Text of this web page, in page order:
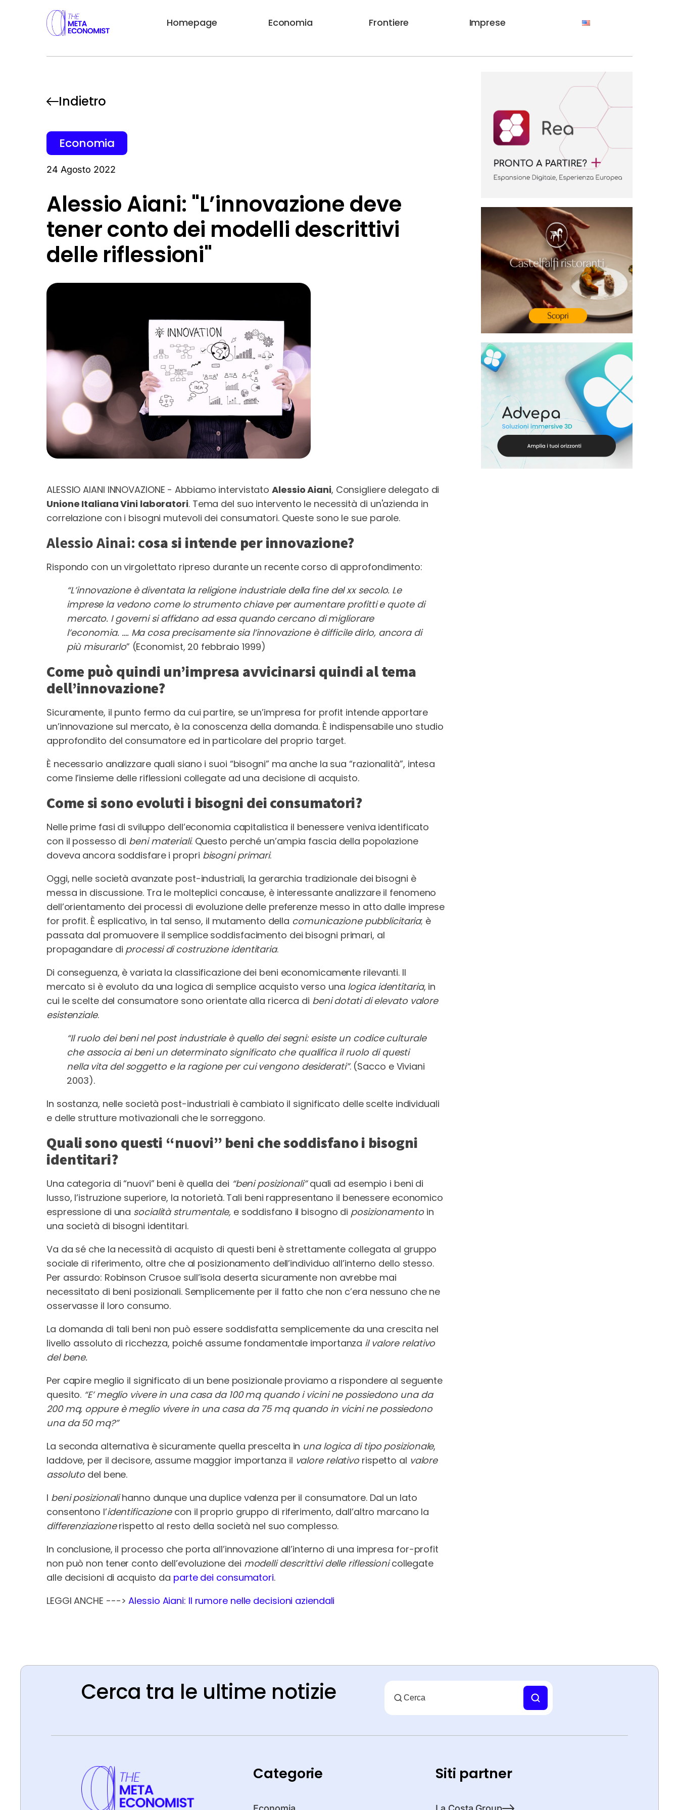
Homepage Economia Frontiere Imprese
Indietro
Economia
24 Agosto 2022
Alessio Aiani: "L’innovazione deve
tener conto dei modelli descrittivi
delle riflessioni"
ALESSIO AIANI INNOVAZIONE - Abbiamo intervistatoAlessio Aiani, Consigliere delegato di
Unione Italiana Vini laboratori. Tema del suo intervento le necessità di un'azienda in
correlazione con i bisogni mutevoli dei consumatori. Queste sono le sue parole.
Alessio Ainai: cosa si intende per innovazione?
Rispondo con un virgolettato ripreso durante un recente corso di approfondimento:
“L’innovazione è diventata la religione industriale della fine del xx secolo. Le
imprese la vedono come lo strumento chiave per aumentare profitti e quote di
mercato. I governi si affidano ad essa quando cercano di migliorare
l’economia. …. Ma cosa precisamente sia l’innovazione è difficile dirlo, ancora di
più misurarlo” (Economist, 20 febbraio 1999)
Come può quindi un’impresa avvicinarsi quindi al tema
dell’innovazione?
Sicuramente, il punto fermo da cui partire, se un’impresa for profit intende apportare
un’innovazione sul mercato, è la conoscenza della domanda. È indispensabile uno studio
approfondito del consumatore ed in particolare del proprio target.
È necessario analizzare quali siano i suoi “bisogni” ma anche la sua “razionalità”, intesa
come l’insieme delle riflessioni collegate ad una decisione di acquisto.
Come si sono evoluti i bisogni dei consumatori?
Nelle prime fasi di sviluppo dell’economia capitalistica il benessere veniva identificato
con il possesso di beni materiali. Questo perché un’ampia fascia della popolazione
doveva ancora soddisfare i propri bisogni primari.
Oggi, nelle società avanzate post-industriali, la gerarchia tradizionale dei bisogni è
messa in discussione. Tra le molteplici concause, è interessante analizzare il fenomeno
dell’orientamento dei processi di evoluzione delle preferenze messo in atto dalle imprese
for profit. È esplicativo, in tal senso, il mutamento della comunicazione pubblicitaria; è
passata dal promuovere il semplice soddisfacimento dei bisogni primari, al
propagandare di processi di costruzione identitaria.
Di conseguenza, è variata la classificazione dei beni economicamente rilevanti. Il
mercato si è evoluto da una logica di semplice acquisto verso una logica identitaria, in
cui le scelte del consumatore sono orientate alla ricerca di beni dotati di elevato valore
esistenziale.
“Il ruolo dei beni nel post industriale è quello dei segni: esiste un codice culturale
che associa ai beni un determinato significato che qualifica il ruolo di questi
nella vita del soggetto e la ragione per cui vengono desiderati”. (Sacco e Viviani
2003).
In sostanza, nelle società post-industriali è cambiato il significato delle scelte individuali
e delle strutture motivazionali che le sorreggono.
Quali sono questi “nuovi” beni che soddisfano i bisogni
identitari?
Una categoria di “nuovi” beni è quella dei “beni posizionali”quali ad esempio i beni di
lusso, l’istruzione superiore, la notorietà. Tali beni rappresentano il benessere economico
espressione di una socialità strumentale, e soddisfano il bisogno di posizionamento in
una società di bisogni identitari.
Va da sé che la necessità di acquisto di questi beni è strettamente collegata al gruppo
sociale di riferimento, oltre che al posizionamento dell’individuo all’interno dello stesso.
Per assurdo: Robinson Crusoe sull’isola deserta sicuramente non avrebbe mai
necessitato di beni posizionali. Semplicemente per il fatto che non c’era nessuno che ne
osservasse il loro consumo.
La domanda di tali beni non può essere soddisfatta semplicemente da una crescita nel
livello assoluto di ricchezza, poiché assume fondamentale importanza il valore relativo
del bene.
Per capire meglio il significato di un bene posizionale proviamo a rispondere al seguente
quesito. “E’ meglio vivere in una casa da 100 mq quando i vicini ne possiedono una da
200 mq, oppure è meglio vivere in una casa da 75 mq quando in vicini ne possiedono
una da 50 mq?”
La seconda alternativa è sicuramente quella prescelta in una logica di tipo posizionale,
laddove, per il decisore, assume maggior importanza il valore relativorispetto al valore
assolutodel bene.
I beni posizionalihanno dunque una duplice valenza per il consumatore. Dal un lato
consentono l’identificazione con il proprio gruppo di riferimento, dall’altro marcano la
differenziazionerispetto al resto della società nel suo complesso.
In conclusione, il processo che porta all’innovazione all’interno di una impresa for-profit
non può non tener conto dell’evoluzione dei modelli descrittivi delle riflessionicollegate
alle decisioni di acquisto da parte dei consumatori.
LEGGI ANCHE --->Alessio Aiani: Il rumore nelle decisioni aziendali
Cerca tra le ultime notizie
Categorie Siti partner